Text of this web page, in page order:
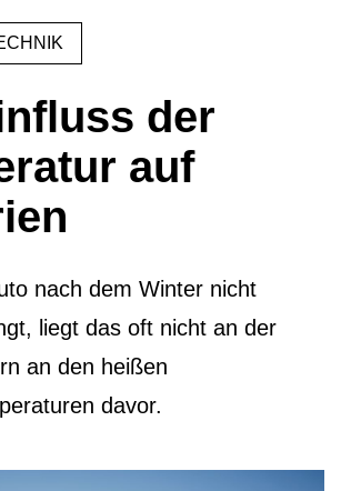
der
auf
nach dem Winter nicht
liegt das oft nicht an der
an den heißen
davor.